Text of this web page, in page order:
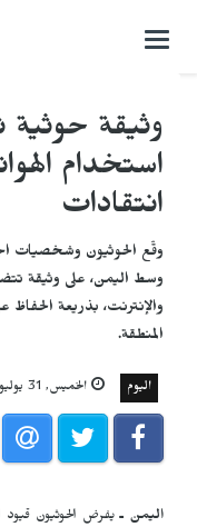
التحكم
وثيقة حوثية
استخدام
انتقادات
وقّع الحوثيون وشخصيات
وسط اليمن، على وثيقة
والإنترنت، بذريعة الحفاظ
المنطقة.
اليوم الخميس, 31 يوليو 2025, 18:53
اليمن ـيفرض الحوثيون قيود